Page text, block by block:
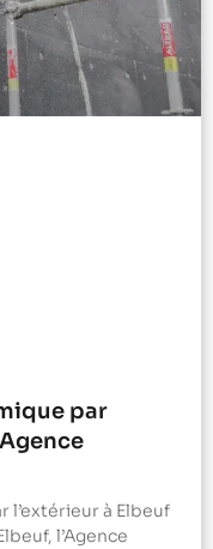
par
l’extérieur à Elbeuf
l’Agence